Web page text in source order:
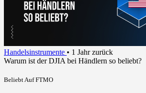
Handelsinstrumente • 1 Jahr zurück
Warum ist der DJIA bei Händlern so beliebt?
Beliebt Auf FTMO